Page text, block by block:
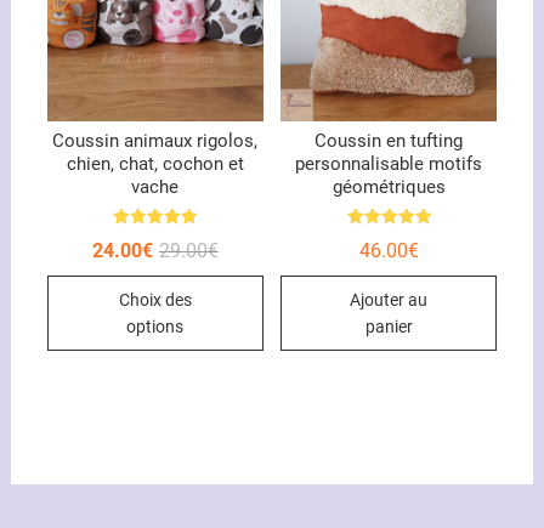
la
page
Coussin animaux rigolos,
chien, chat, cochon et
vache
5.0029.00€Le
24.00€
Le
Choix des
options
Ce
peuvent
Coussin en tufting
personnalisable motifs
géométriques
5.00
46.00€
Ajouter au
panier